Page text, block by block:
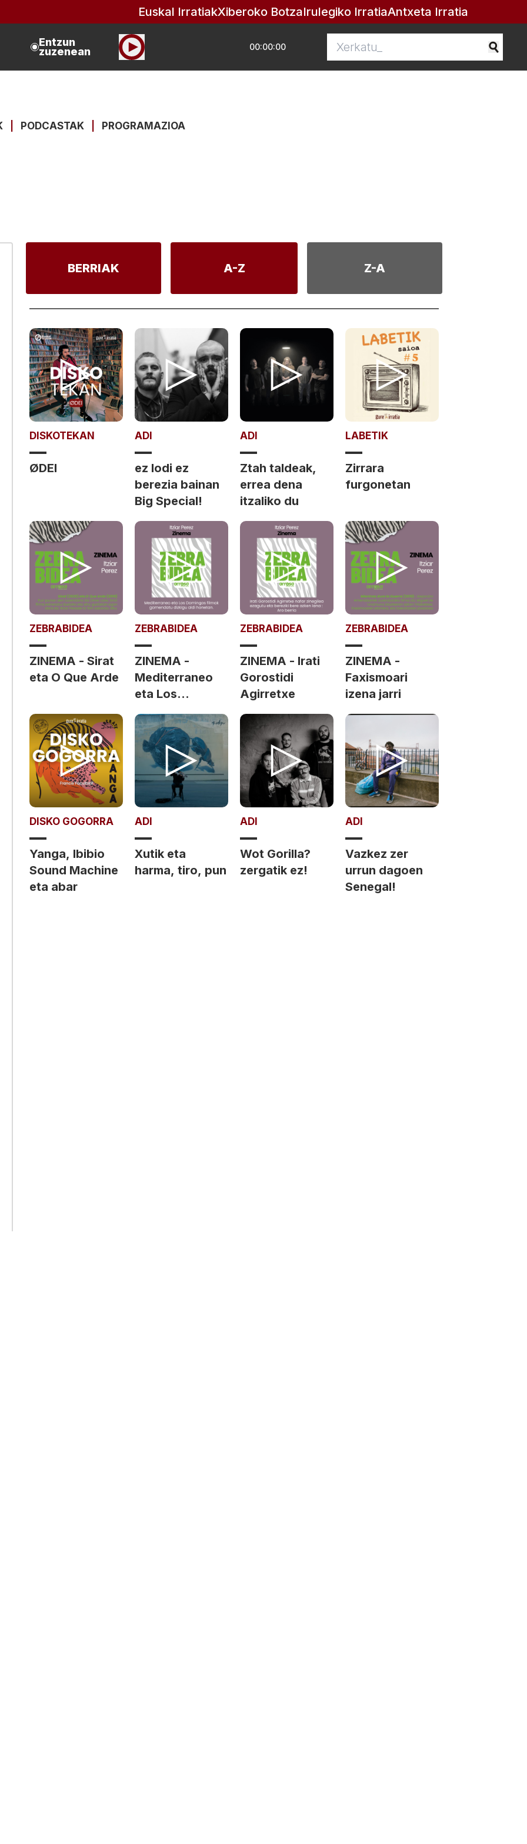
Euskal IrratiakXiberoko BotzaIrulegiko IrratiaAntxeta Irratia
Entzun
zuzenean 00:00:00
PODCASTAK PROGRAMAZIOA
BERRIAK A-Z Z-A
DISKOTEKAN
ØDEI
ADI
ez lodi ez
berezia bainan
Big Special!
ADI
Ztah taldeak,
errea dena
itzaliko du
LABETIK
Zirrara
furgonetan
ZEBRABIDEA
ZINEMA - Sirat
eta O Que Arde
ZEBRABIDEA
ZINEMA -
Mediterraneo
eta Los
Domingos
ZEBRABIDEA
ZINEMA - Irati
Gorostidi
Agirretxe
ZEBRABIDEA
ZINEMA -
Faxismoari
izena jarri
DISKO GOGORRA
Yanga, Ibibio
Sound Machine
eta abar
ADI
Xutik eta
harma, tiro, pun
ADI
Wot Gorilla?
zergatik ez!
ADI
Vazkez zer
urrun dagoen
Senegal!